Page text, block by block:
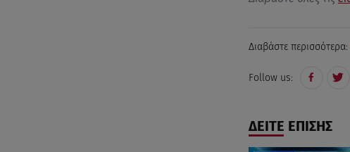
Διαβάστε περισσότερα:
Follow us:
ΔΕΙΤΕ ΕΠΙΣΗΣ